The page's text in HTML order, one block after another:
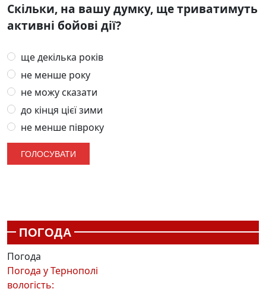
Скільки, на вашу думку, ще триватимуть
активні бойові дії?
ще декілька років
не менше року
не можу сказати
до кінця цієї зими
не менше півроку
ПОГОДА
Погода
Погода уТернополі
вологість: